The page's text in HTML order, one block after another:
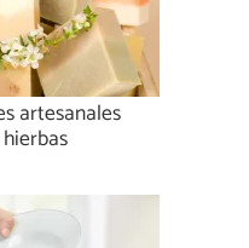
artesanales